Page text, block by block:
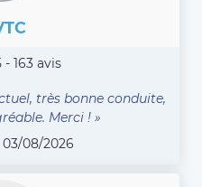
- 163 avis
très bonne conduite,
Merci ! »
03/08/2026